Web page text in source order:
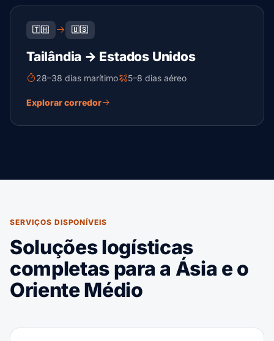
🇹🇭 🇺🇸
Tailândia → Estados Unidos
28–38 dias marítimo 5–8 dias aéreo
Explorar corredor
SERVIÇOS DISPONÍVEIS
Soluções logísticas
completas para a Ásia e o
Oriente Médio